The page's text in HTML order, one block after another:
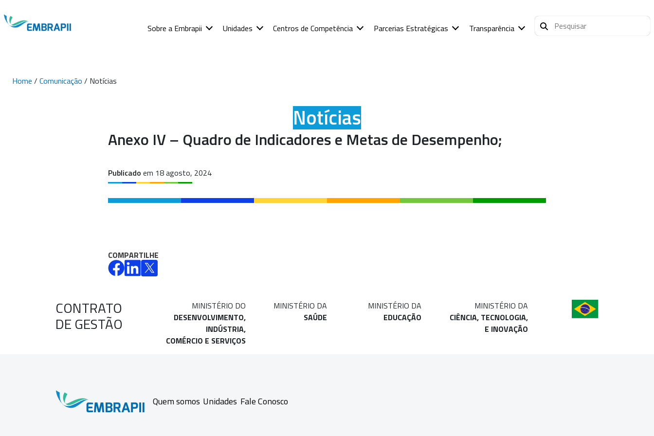
Sobre a Embrapii Unidades Centros de Competência Parcerias Estratégicas Transparência
Home / Comunicação / Notícias
Notícias
Anexo IV – Quadro de Indicadores e Metas de Desempenho;
Publicado em 18 agosto, 2024
COMPARTILHE
CONTRATO
DE GESTÃO
MINISTÉRIO DO
DESENVOLVIMENTO,
INDÚSTRIA,
COMÉRCIO E SERVIÇOS
MINISTÉRIO DA
SAÚDE
MINISTÉRIO DA
EDUCAÇÃO
MINISTÉRIO DA
CIÊNCIA, TECNOLOGIA,
E INOVAÇÃO
Quem somos Unidades Fale Conosco